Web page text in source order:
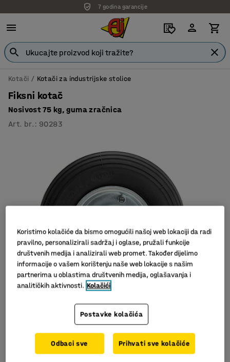
7 godina garancije
Kotači Kotači za industrijske stolice
Fiksni kotač
Nosivost 75 kg, guma zračnica
Art. br. : 90283
Koristimo kolačiće da bismo omogućili našoj web lokaciji da radi
pravilno, personalizirali sadržaj i oglase, pružali funkcije
društvenih medija i analizirali web promet. Također dijelimo
informacije o vašem korištenju naše web lokacije s našim
partnerima u oblastima društvenih medija, oglašavanja i
analitičkih aktivnosti. Kolačići
Postavke kolačića
Odbaci sve Prihvati sve kolačiće